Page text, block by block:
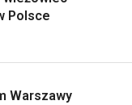
Polsce
Warszawy